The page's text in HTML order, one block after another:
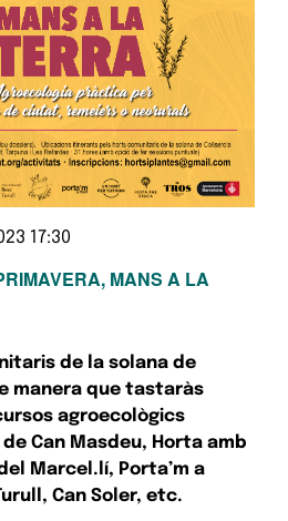
MANS A LA
17:30
de la solana de
manera que tastaràs
agroecològics
Can Masdeu, Horta amb
Marcel.lí, Porta’m a
Can Soler, etc.